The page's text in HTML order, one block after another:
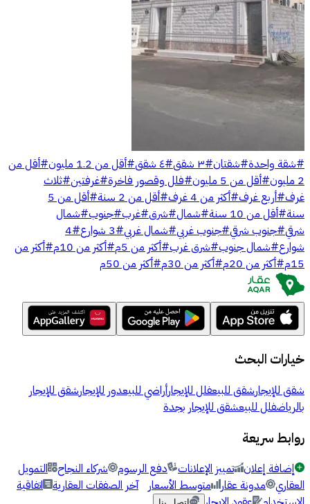
#شقة واحدة#شقتان#٣ شقق #٤ شقق #أقل من 1.2 مليون #أقل من
2 مليون
#أقل من 5 مليون #فلل وقصور فاخرة#غرفتين#ثلاث
غرف#أربع غرف#أكثر من 4 غرف #أقل من 2 سنة #
أقل من 5
سنة#أقل من 10 سنة #شمال#شرق#غرب#جنوب#شمال
شرقي#جنوب شرقي#جنوب غربي#شمال غربي#3 شوارع #
4
شوارع#شمال جنوب#شرق غرب#أكثر من 5م #أكثر من 10م #أكثر من
15م #أكثر من 20م #أكثر من 30م #أكثر من 50م
خيارات البحث
شقق للإيجارشقق للبيعفلل للإيجارأراضي للبيعدور للإيجارشقق للإيجار
بالرياضفلل للبيعشقق للإيجار بجدة
روابط سريعة
إضافة إعلان تمييز الإعلانات دفع الرسوم شركاء النجاح التمويل
العقاري مدونة عقار متوسط الأسعار آخر الصفقات العقارية اتفاقية